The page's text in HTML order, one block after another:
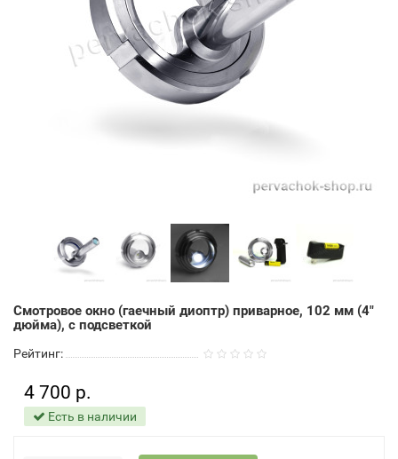
Смотровое окно (гаечный диоптр) приварное, 102 мм (4"
дюйма), с подсветкой
Рейтинг:
4 700 р.
Есть в наличии